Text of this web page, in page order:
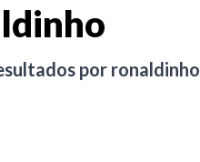
por ronaldinho